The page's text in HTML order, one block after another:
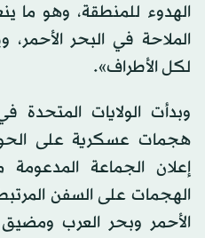
الهدوء للمنطقة، وهو ما
الملاحة في البحر الأحمر،
لكل الأطراف».
هجمات عسكرية على
إعلان الجماعة
الهجمات على السفن
الأحمر وبحر العرب